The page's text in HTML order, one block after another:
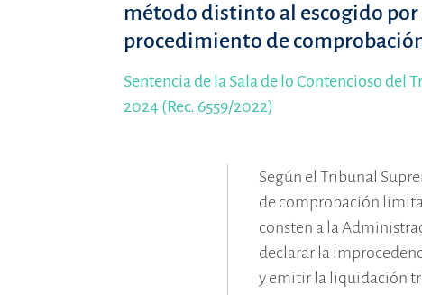
método distinto al escogido
procedimiento de
Sentencia de la Sala de lo Contencioso del
2024 (Rec. 6559/2022)
Según el Tribunal
de comprobación
consten a la
declarar la
y emitir la liquidación